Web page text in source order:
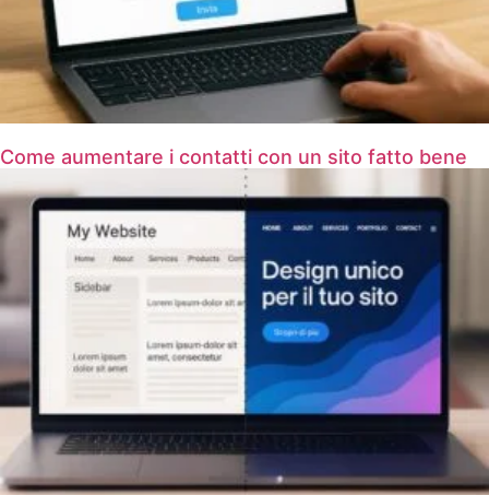
Come aumentare i contatti con un sito fatto bene